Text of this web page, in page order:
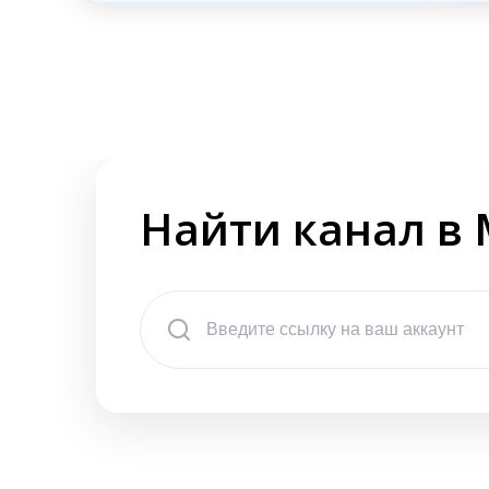
Найти канал в